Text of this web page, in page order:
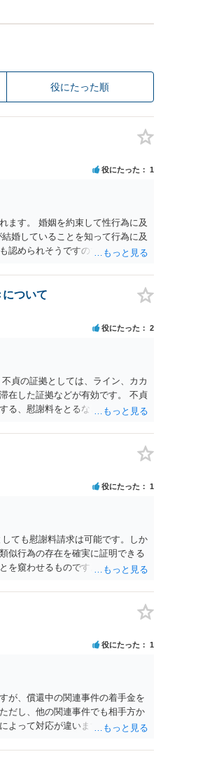
役にたった順
役にたった 1
ます。 婚姻を約束して性行為に及
婚していることを知って行為に及
認められそうですので、あまり慰
ついて
役にたった 2
貞の証拠としては、ライン、カカ
在した証拠などが有効です。 不貞
る、慰謝料をとるなど）ことがで
役にたった 1
ても慰謝料請求は可能です。しか
似行為の存在を確実に証明できる
を窺わせるものです。）。ですか
ことを考えて書いてもらうか否か
を強めることも含む）できるので
行政書士に委任をしているのであ
になると思います。請求するか，
のか，それさえも否定しているの
為を認めているにもかかわらず支
の対応ではあまり変わらないよう
すが，ゼロかどうかの観点であれ
の弁護士に相談して進めることを
役にたった 1
が、償還中の関連事件の着手金を
だし、他の関連事件でも相手方か
よって対応が違いますので、法テ